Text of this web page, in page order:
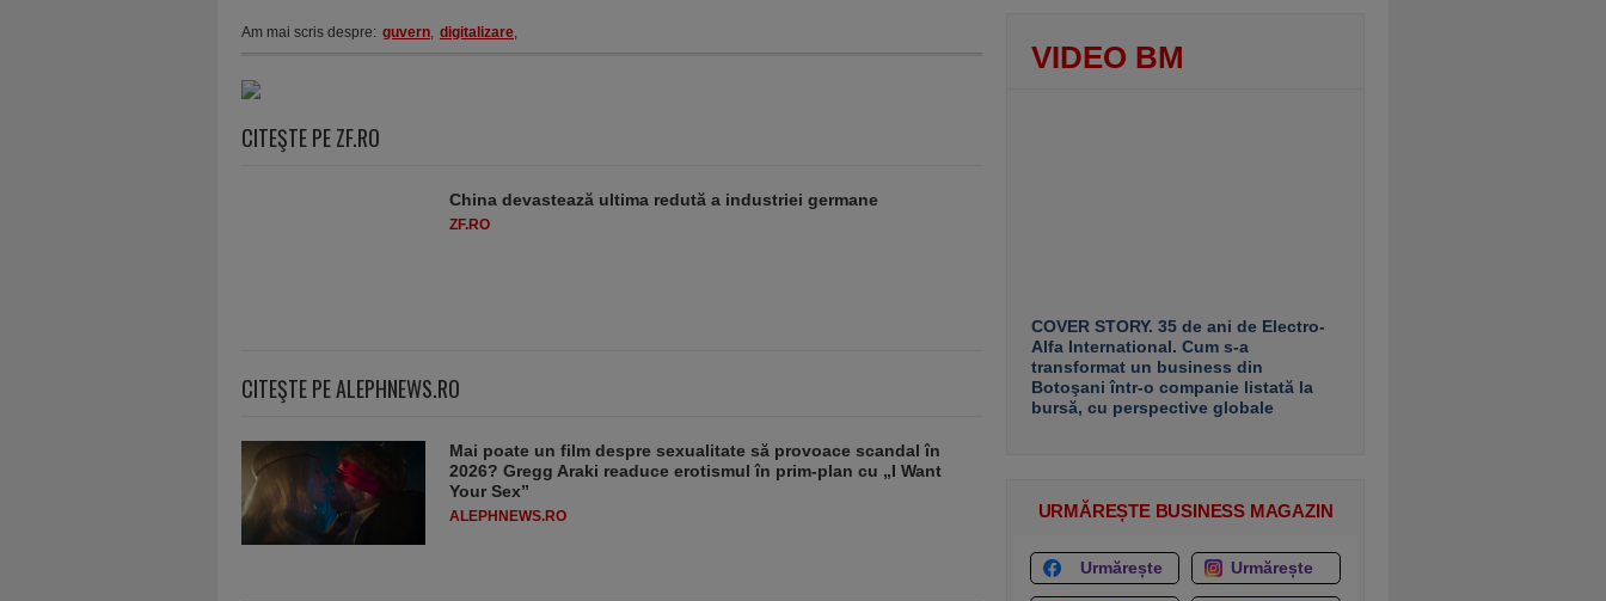
Am mai scris despre: guvern, digitalizare,
CITEŞTE PE ZF.RO
China devastează ultima redută a industriei germane
ZF.RO
CITEŞTE PE ALEPHNEWS.RO
Mai poate un film despre sexualitate să provoace scandal în
2026? Gregg Araki readuce erotismul în prim-plan cu „I Want
Your Sex”
ALEPHNEWS.RO
VIDEO BM
COVER STORY. 35 de ani de Electro-
Alfa International. Cum s-a
transformat un business din
Botoşani într-o companie listată la
bursă, cu perspective globale
URMĂREȘTE BUSINESS MAGAZIN
Urmărește Urmărește